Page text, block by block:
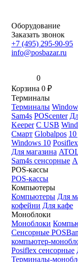
Оборудование
Заказать звонок
+7 (495) 295-90-95
info@posbazar.ru
0
Корзина 0 ₽
Терминалы
Терминалы
Sam4s POScenter
Keeper С USB
Смарт Globalpos
Windows 10 Posiflex
Для магазина
Sam4s сенсорные
POS-кассы
POS-кассы
Компьютеры
Компьютеры Для
кофейни Для кафе
Моноблоки
Моноблоки
Сенсорные
компьютер-
Posiflex сенсорные
Терминалы-